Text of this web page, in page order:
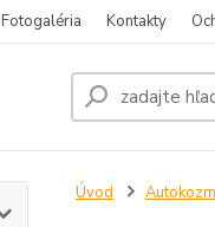
Fotogaléria Kontakty
Úvod